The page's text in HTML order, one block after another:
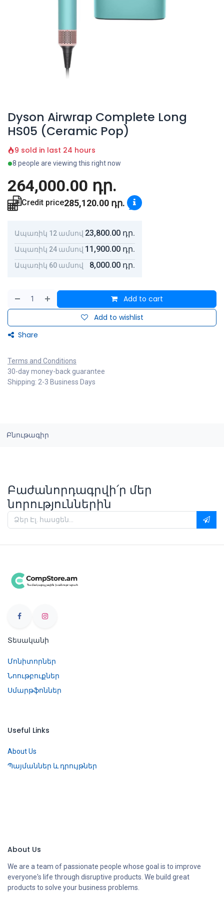
Dyson Airwrap Complete Long
HS05 (Ceramic Pop)
9 sold in last 24 hours
8 people are viewing this right now
264,000.00 դր.
Credit price285,120.00 դր.
Ապառիկ 12 ամսով 23,800.00 դր.
Ապառիկ 24 ամսով 11,900.00 դր.
Ապառիկ 60 ամսով 8,000.00 դր.
Add to cart
Add to wishlist
Share
Terms and Conditions
30-day money-back guarantee
Shipping: 2-3 Business Days
Բնութագիր
Բաժանորդագրվի՛ր մեր
նորություններին
Տեսականի
Մոնիտորներ
Նոութբուքներ
Սմարթֆոններ
Useful Links
About Us
Պայմաններ և դրույթներ
About Us
We are a team of passionate people whose goal is to improve
everyone's life through disruptive products. We build great
products to solve your business problems.